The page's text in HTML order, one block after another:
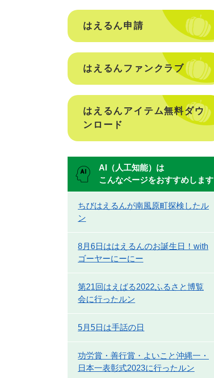
はえるん申請
はえるんファンクラブ
はえるんアイテム無料ダウ
ンロード
AI（人工知能）は
こんなページをおすすめします
ちびはえるんが南風原町探検したル
ン
8月6日ははえるんのお誕生日！with
ゴーヤーにーにー
第21回はえばる2022ふるさと博覧
会に行ったルン
5月5日は手話の日
功労賞・善行賞・よいこと沖縄一・
日本一表彰式2023に行ったルン